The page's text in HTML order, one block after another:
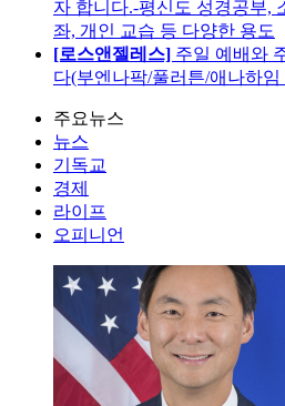
자 합니다.-평신도 성경공부,
좌, 개인 교습 등 다양한 용도
[로스앤젤레스] 주일 예배와
다(부엔나팍/풀러튼/애나하임
주요뉴스
뉴스
기독교
경제
라이프
오피니언